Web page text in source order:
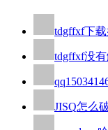
tdgffxf下
tdgffxf没
JISQ怎么